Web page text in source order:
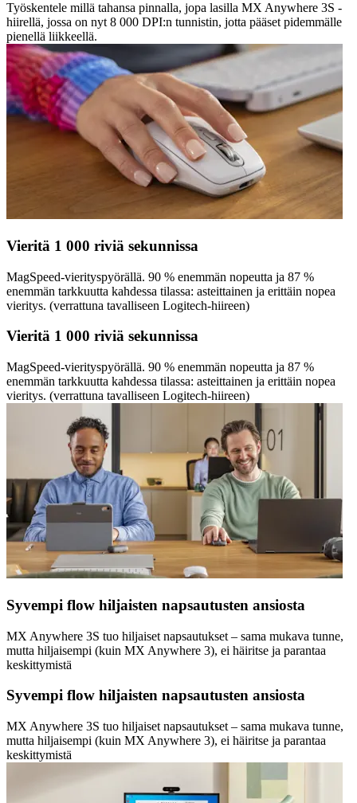
Työskentele millä tahansa pinnalla, jopa lasilla MX Anywhere 3S -
hiirellä, jossa on nyt 8 000 DPI:n tunnistin, jotta pääset pidemmälle
pienellä liikkeellä.
Vieritä 1 000 riviä sekunnissa
MagSpeed-vierityspyörällä. 90 % enemmän nopeutta ja 87 %
enemmän tarkkuutta kahdessa tilassa: asteittainen ja erittäin nopea
vieritys. (verrattuna tavalliseen Logitech-hiireen)
Vieritä 1 000 riviä sekunnissa
MagSpeed-vierityspyörällä. 90 % enemmän nopeutta ja 87 %
enemmän tarkkuutta kahdessa tilassa: asteittainen ja erittäin nopea
vieritys. (verrattuna tavalliseen Logitech-hiireen)
Syvempi flow hiljaisten napsautusten ansiosta
MX Anywhere 3S tuo hiljaiset napsautukset – sama mukava tunne,
mutta hiljaisempi (kuin MX Anywhere 3), ei häiritse ja parantaa
keskittymistä
Syvempi flow hiljaisten napsautusten ansiosta
MX Anywhere 3S tuo hiljaiset napsautukset – sama mukava tunne,
mutta hiljaisempi (kuin MX Anywhere 3), ei häiritse ja parantaa
keskittymistä